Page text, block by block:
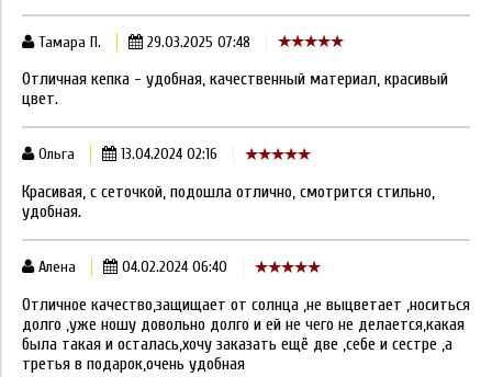
Тамара П. 29.03.2025 07:48
Отличная кепка - удобная, качественный материал, красивый
цвет.
Ольга 13.04.2024 02:16
Красивая, с сеточкой, подошла отлично, смотрится стильно,
удобная.
Алена 04.02.2024 06:40
Отличное качество,защищает от солнца ,не выцветает ,носиться
долго ,уже ношу довольно долго и ей не чего не делается,какая
была такая и осталась,хочу заказать ещё две ,себе и сестре ,а
третья в подарок,очень удобная